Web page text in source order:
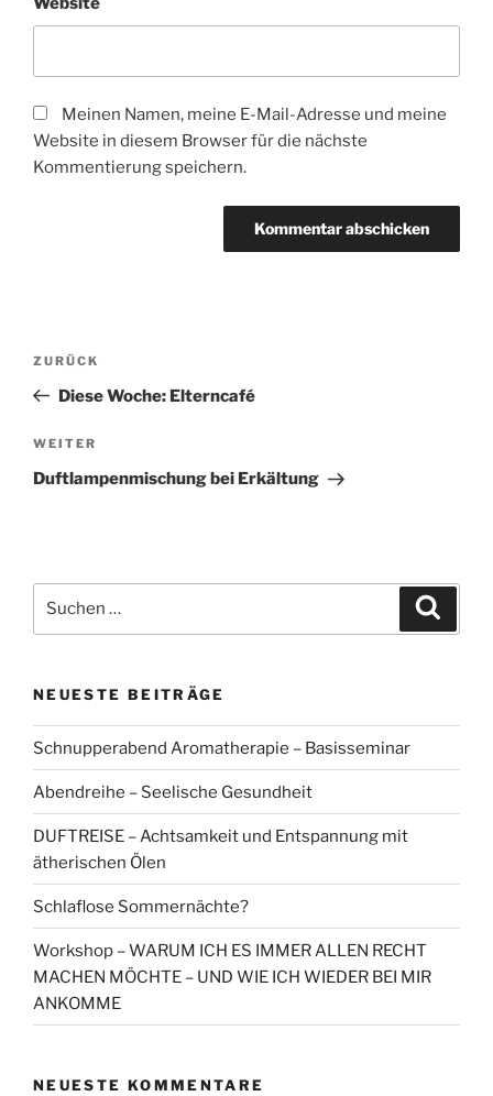
Meinen Namen, meine E-Mail-Adresse und meine
Website in diesem Browser für die nächste
Kommentierung speichern.
Beitragsnavigation
Vorheriger
Beitrag
ZURÜCK
Diese Woche: Elterncafé
Nächster
Beitrag
WEITER
Duftlampenmischung bei Erkältung
nach:
NEUESTE BEITRÄGE
Schnupperabend Aromatherapie – Basisseminar
Abendreihe – Seelische Gesundheit
DUFTREISE – Achtsamkeit und Entspannung mit
ätherischen Ölen
Schlaflose Sommernächte?
Workshop – WARUM ICH ES IMMER ALLEN RECHT
MACHEN MÖCHTE – UND WIE ICH WIEDER BEI MIR
ANKOMME
NEUESTE KOMMENTARE